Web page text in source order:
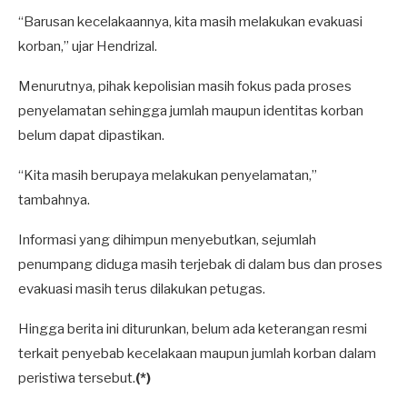
“Barusan kecelakaannya, kita masih melakukan evakuasi
korban,” ujar Hendrizal.
Menurutnya, pihak kepolisian masih fokus pada proses
penyelamatan sehingga jumlah maupun identitas korban
belum dapat dipastikan.
“Kita masih berupaya melakukan penyelamatan,”
tambahnya.
Informasi yang dihimpun menyebutkan, sejumlah
penumpang diduga masih terjebak di dalam bus dan proses
evakuasi masih terus dilakukan petugas.
Hingga berita ini diturunkan, belum ada keterangan resmi
terkait penyebab kecelakaan maupun jumlah korban dalam
peristiwa tersebut.(*)